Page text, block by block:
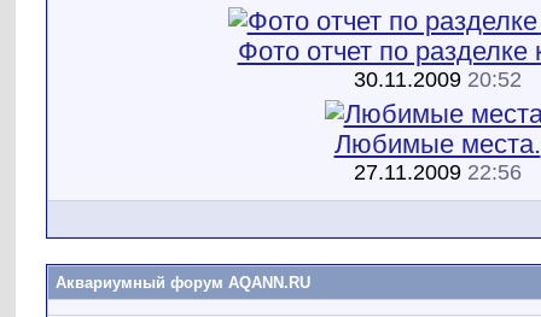
Фото отчет по разделке
30.11.2009 20:52
Любимые места.
27.11.2009 22:56
Аквариумный форум AQANN.RU